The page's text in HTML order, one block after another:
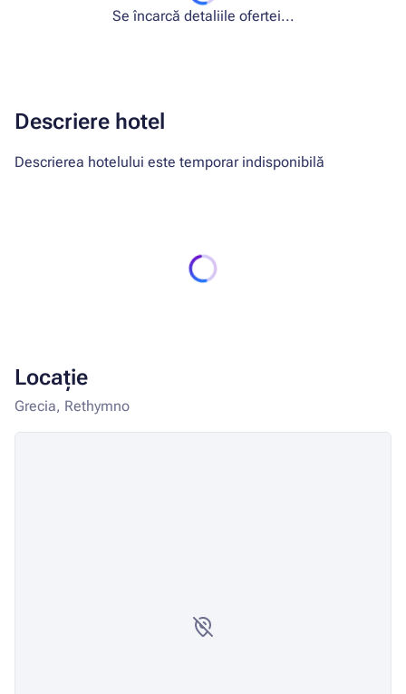
Se încarcă detaliile ofertei...
Descriere hotel
Descrierea hotelului este temporar indisponibilă
Locație
Grecia, Rethymno